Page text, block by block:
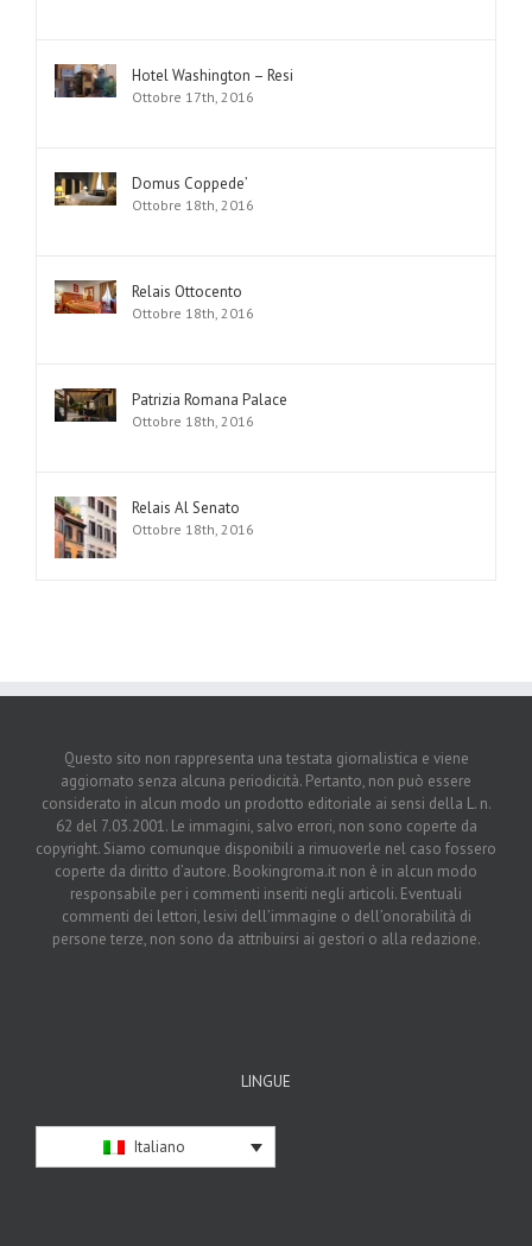
Hotel Washington – Resi
Ottobre 17th, 2016
Domus Coppede’
Ottobre 18th, 2016
Relais Ottocento
Ottobre 18th, 2016
Patrizia Romana Palace
Ottobre 18th, 2016
Relais Al Senato
Ottobre 18th, 2016
Questo sito non rappresenta una testata giornalistica e viene
aggiornato senza alcuna periodicità. Pertanto, non può essere
considerato in alcun modo un prodotto editoriale ai sensi della L. n.
62 del 7.03.2001. Le immagini, salvo errori, non sono coperte da
copyright. Siamo comunque disponibili a rimuoverle nel caso fossero
coperte da diritto d’autore. Bookingroma.it non è in alcun modo
responsabile per i commenti inseriti negli articoli. Eventuali
commenti dei lettori, lesivi dell’immagine o dell’onorabilità di
persone terze, non sono da attribuirsi ai gestori o alla redazione.
LINGUE
Italiano